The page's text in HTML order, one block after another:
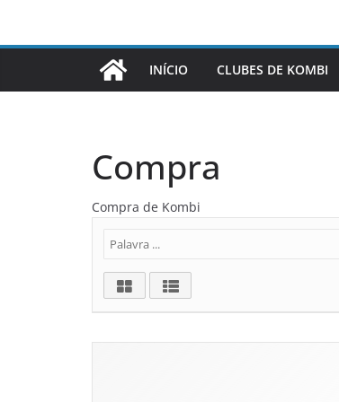
INÍCIO CLUBES DE KOMBI
Compra
Compra de Kombi